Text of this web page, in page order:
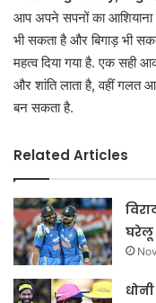
आप अपने सपनों का
भी सकता है और बिगाड़ भी
महत्व दिया गया है. एक
और शांति लाता है, वहीं गलत
बन सकता है.
Related Articles
घरेलू